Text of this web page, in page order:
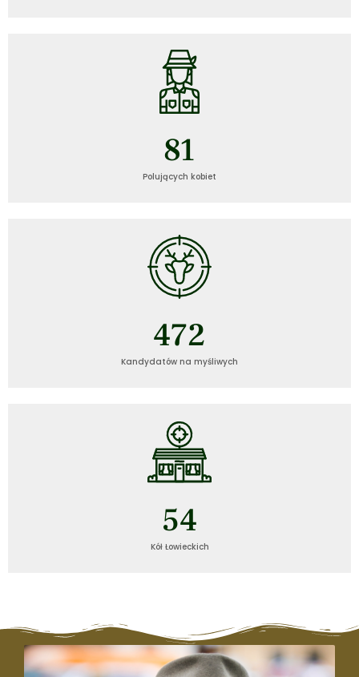
Polujących kobiet
81
Kandydatów na myśliwych
472
Kół Łowieckich
54